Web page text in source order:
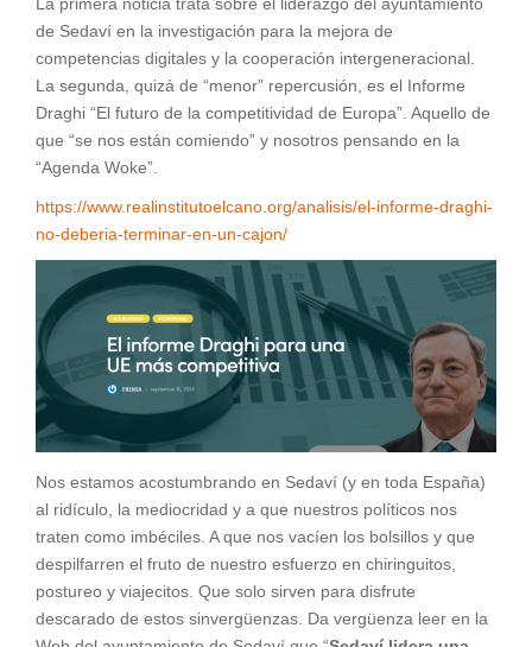
de Sedaví en la investigación para la mejora de
competencias digitales y la cooperación intergeneracional.
La segunda, quizá de “menor” repercusión, es el Informe
Draghi “El futuro de la competitividad de Europa”. Aquello de
que “se nos están comiendo” y nosotros pensando en la
“Agenda Woke”.
https://www.realinstitutoelcano.org/analisis/el-informe-draghi-
no-deberia-terminar-en-un-cajon/
Nos estamos acostumbrando en Sedaví (y en toda España)
al ridículo, la mediocridad y a que nuestros políticos nos
traten como imbéciles. A que nos vacíen los bolsillos y que
despilfarren el fruto de nuestro esfuerzo en chiringuitos,
postureo y viajecitos. Que solo sirven para disfrute
descarado de estos sinvergüenzas. Da vergüenza leer en la